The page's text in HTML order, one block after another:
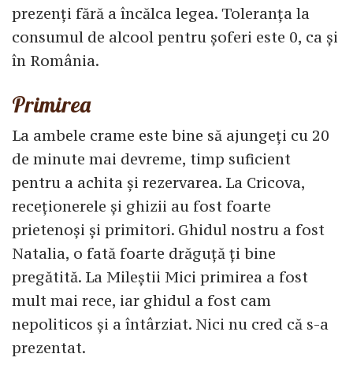
prezenți fără a încălca legea. Toleranța la
consumul de alcool pentru șoferi este 0, ca și
în România.
Primirea
La ambele crame este bine să ajungeți cu 20
de minute mai devreme, timp suficient
pentru a achita și rezervarea. La Cricova,
receționerele și ghizii au fost foarte
prietenoși și primitori. Ghidul nostru a fost
Natalia, o fată foarte drăguță ți bine
pregătită. La Mileștii Mici primirea a fost
mult mai rece, iar ghidul a fost cam
nepoliticos și a întârziat. Nici nu cred că s-a
prezentat.